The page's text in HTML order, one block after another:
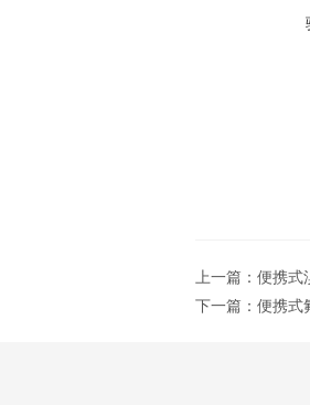
上一篇： 便携式
下一篇： 便携式